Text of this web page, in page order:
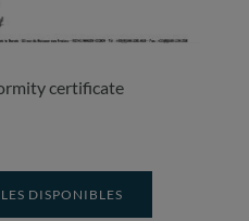
certificate
DISPONIBLES